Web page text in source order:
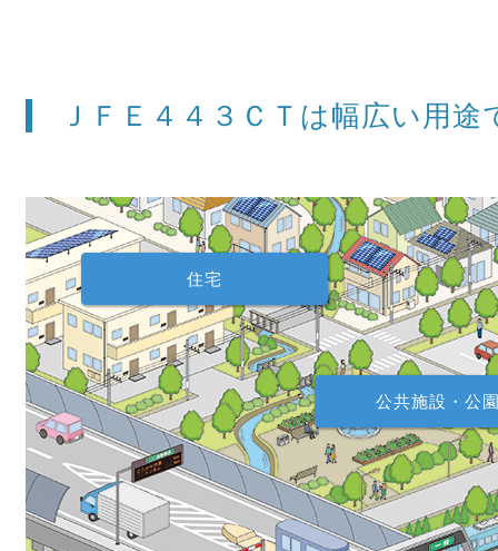
ＪＦＥ４４３ＣＴは幅広い用
住宅
公共施設・公
高速道路
道路
河川
耐食性がＳＵＳ３０４よりも優
ているため、沿岸部での使用は
ＦＥ４４３ＣＴが適しています
屋外
屋内
ＪＦＥ４４３ＣＴは沿岸部など耐
Ｊ